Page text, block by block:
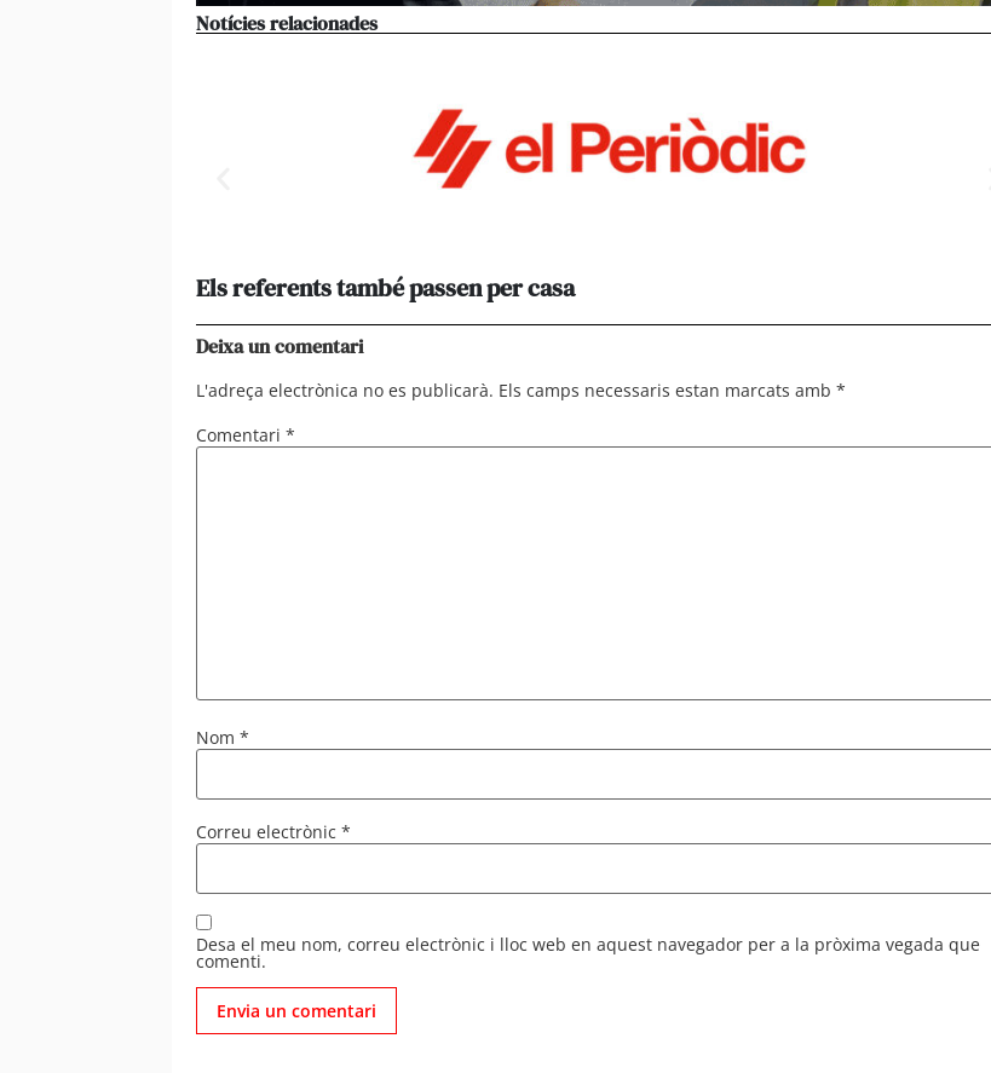
Notícies relacionades
Els referents també passen per casa
Deixa un comentari
L'adreça electrònica no es publicarà. Els camps necessaris estan marcats amb *
Comentari *
Nom *
Correu electrònic *
Desa el meu nom, correu electrònic i lloc web en aquest navegador per a la pròxima vegada que
comenti.